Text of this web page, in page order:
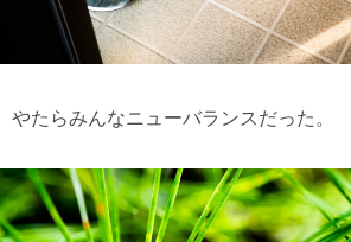
やたらみんなニューバランスだった。